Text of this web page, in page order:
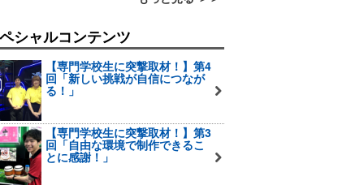
シャルコンテンツ
【専門学校生に突撃取材！】第4
回「新しい挑戦が自信につなが
る！」
【専門学校生に突撃取材！】第3
回「自由な環境で制作できるこ
とに感謝！」